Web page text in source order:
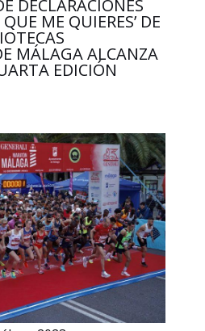
DECLARACIONES
ME QUIERES’ DE
MÁLAGA ALCANZA
EDICIÓN